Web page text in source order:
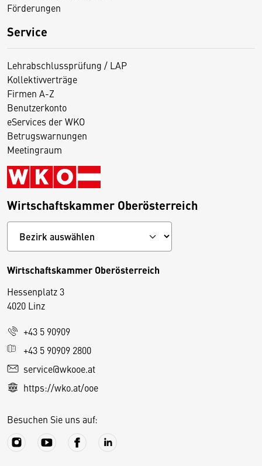
Förderungen
Service
Lehrabschlussprüfung / LAP
Kollektivverträge
Firmen A-Z
Benutzerkonto
eServices der WKO
Betrugswarnungen
Meetingraum
Wirtschaftskammer Oberösterreich
Wirtschaftskammer Oberösterreich
Hessenplatz 3
4020 Linz
+43 5 90909
+43 5 90909 2800
service@wkooe.at
https://wko.at/ooe
Besuchen Sie uns auf:
D
e
s
S
e